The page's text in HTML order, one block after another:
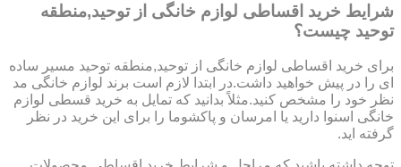
شرایط خرید اقساطی لوازم خانگی از توحید,منطقه
توحید چیست؟
برای خرید اقساطی لوازم خانگی از توحید,منطقه توحید مسیر ساده
ای را در پیش خواهید داشت.در ابتدا لازم است برند لوازم خانگی مد
نظر خود را مشخص کنید.مثلاً بدانید که تمایل به خرید قسطی لوازم
خانگی اسنوا دارید یا امرسان و پاکشوما را برای این خرید در نظر
گرفته اید.